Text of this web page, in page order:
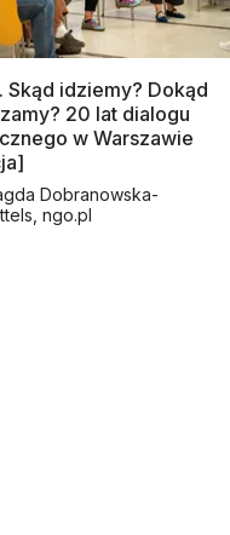
Skąd idziemy? Dokąd
20 lat dialogu
w Warszawie
Dobranowska-
ngo.pl